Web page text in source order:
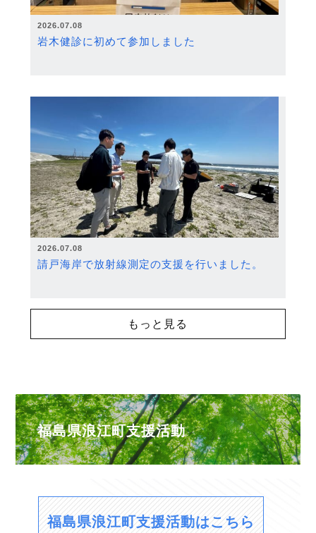
2026.07.08
岩木健診に初めて参加しました
2026.07.08
請戸海岸で放射線測定の支援を行いました。
もっと見る
福島県浪江町支援活動
福島県浪江町支援活動はこちら